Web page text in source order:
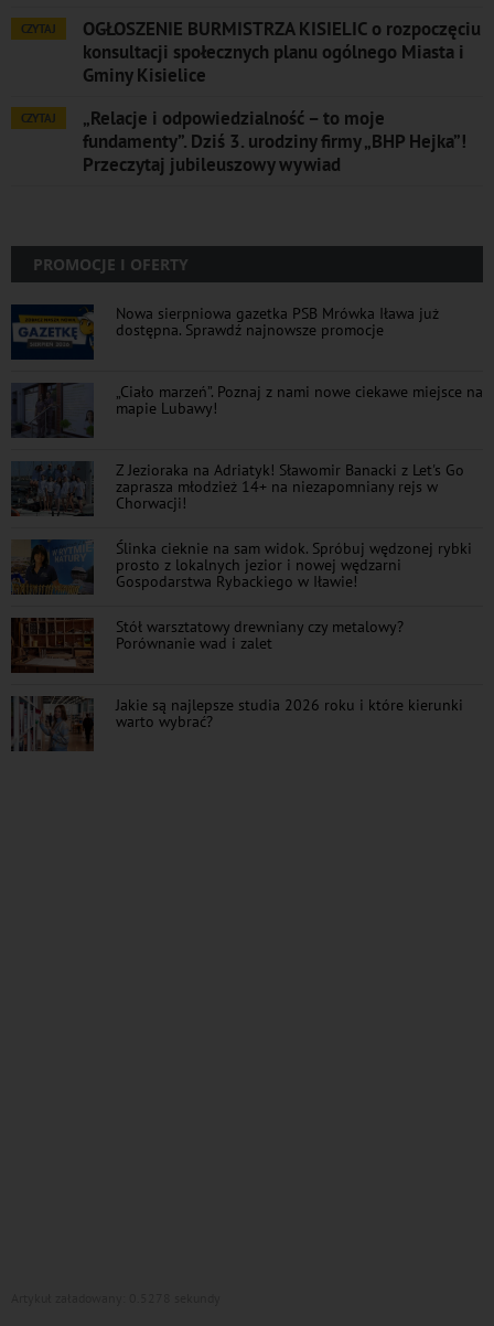
CZYTAJ
OGŁOSZENIE BURMISTRZA KISIELIC o rozpoczęciu
konsultacji społecznych planu ogólnego Miasta i
Gminy Kisielice
CZYTAJ
„Relacje i odpowiedzialność – to moje
fundamenty”. Dziś 3. urodziny firmy „BHP Hejka”!
Przeczytaj jubileuszowy wywiad
PROMOCJE I OFERTY
Nowa sierpniowa gazetka PSB Mrówka Iława już
dostępna. Sprawdź najnowsze promocje
„Ciało marzeń”. Poznaj z nami nowe ciekawe miejsce na
mapie Lubawy!
Z Jezioraka na Adriatyk! Sławomir Banacki z Let's Go
zaprasza młodzież 14+ na niezapomniany rejs w
Chorwacji!
Ślinka cieknie na sam widok. Spróbuj wędzonej rybki
prosto z lokalnych jezior i nowej wędzarni
Gospodarstwa Rybackiego w Iławie!
Stół warsztatowy drewniany czy metalowy?
Porównanie wad i zalet
Jakie są najlepsze studia 2026 roku i które kierunki
warto wybrać?